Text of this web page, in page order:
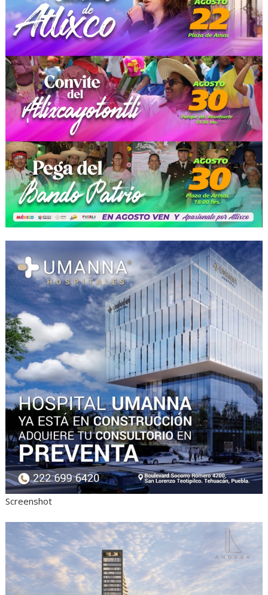
Screenshot